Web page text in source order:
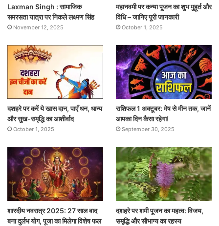
Laxman Singh : सामाजिक
समरसता यात्रा पर निकले लक्ष्मण सिंह
November 12, 2025
महानवमी पर कन्या पूजन का शुभ मुहूर्त और
विधि – जानिए पूरी जानकारी
October 1, 2025
दशहरे पर करें ये खास दान, पाएँ धन, धान्य
और सुख-समृद्धि का आशीर्वाद
October 1, 2025
राशिफल 1 अक्टूबर: मेष से मीन तक, जानें
आपका दिन कैसा रहेगा!
September 30, 2025
शारदीय नवरात्र 2025: 27 साल बाद
बना दुर्लभ योग, पूजा का मिलेगा विशेष फल
दशहरे पर शमी पूजन का महत्व: विजय,
समृद्धि और सौभाग्य का रहस्य